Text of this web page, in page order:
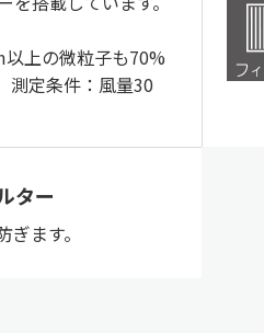
上の微粒子も70%
測定条件：風量30
ター
ます。